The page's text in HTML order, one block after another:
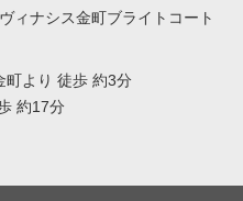
ィナシス金町ブライトコート
町より 徒歩 約3分
約17分